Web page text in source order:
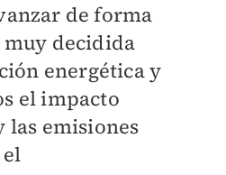
de forma
muy decidida
energética y
el impacto
las emisiones